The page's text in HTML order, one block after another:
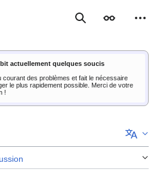
RechercherApparence
actuellement quelques soucis
courant des problèmes et fait le nécessaire
le plus rapidement possible. Merci de votre
!